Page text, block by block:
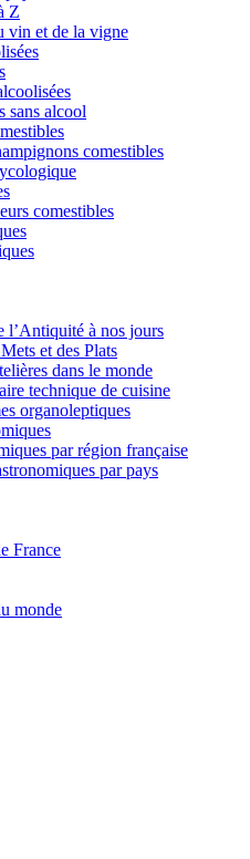
Z
vin et de la vigne
sans alcool
comestibles
comestibles
l’Antiquité à nos jours
et des Plats
dans le monde
technique de cuisine
organoleptiques
par région française
par pays
France
monde